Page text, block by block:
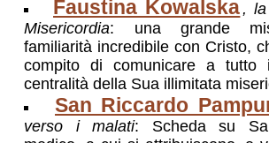
Faustina Kowalska ,
Misericordia: una grande
familiarità incredibile con Cristo,
compito di comunicare a tutto
centralità della Sua illimitata
San Riccardo
verso i malati: Scheda su